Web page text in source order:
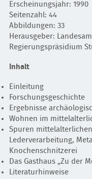
Erscheinungsjahr: 1990
Seitenzahl: 44
Abbildungen: 33
Herausgeber:
Regierungspräsidium
Inhalt
Einleitung
Forschungsgeschichte
Ergebnisse
Wohnen im
Spuren
Lederverarbeitung,
Knochenschnitzerei
Das Gasthaus „Zu der
Literaturhinweise